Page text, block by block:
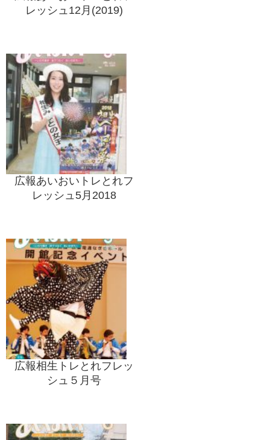
レッシュ12月(2019)
広報あいおいトレとれフ
レッシュ5月2018
広報相生トレとれフレッ
シュ５月号